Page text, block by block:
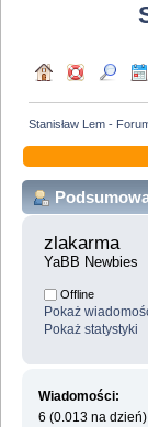
Stanisław Lem -
zlakarma
YaBB Newbies
Offline
Pokaż
Pokaż statystyki
Wiadomości:
6 (0.013 na dzień)